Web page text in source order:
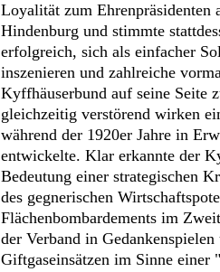
Loyalität zum Ehrenpräsidenten
Hindenburg und stimmte
erfolgreich, sich als einfacher
inszenieren und zahlreiche
Kyffhäuserbund auf seine Seite
gleichzeitig verstörend wirken
während der 1920er Jahre in
entwickelte. Klar erkannte der
Bedeutung einer strategischen
des gegnerischen
Flächenbombardements im
der Verband in
Giftgaseinsätzen im Sinne